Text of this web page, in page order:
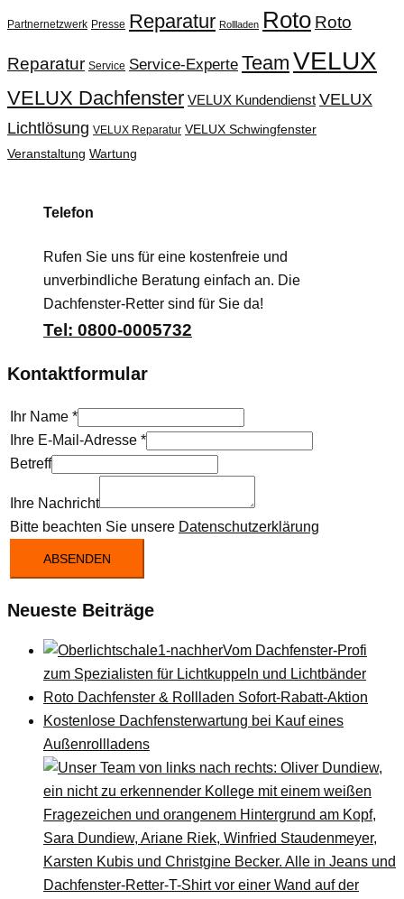
Partnernetzwerk Presse Reparatur Rollladen Roto Roto
Reparatur Service Service-Experte Team VELUX
VELUX Dachfenster VELUX Kundendienst VELUX
Lichtlösung VELUX Reparatur VELUX Schwingfenster
Veranstaltung Wartung
Telefon
Rufen Sie uns für eine kostenfreie und
unverbindliche Beratung einfach an. Die
Dachfenster-Retter sind für Sie da!
Tel: 0800-0005732
Kontaktformular
Ihr Name *
Ihre E-Mail-Adresse *
Betreff
Ihre Nachricht
Bitte beachten Sie unsere Datenschutzerklärung
ABSENDEN
Neueste Beiträge
Vom Dachfenster-Profi
zum Spezialisten für Lichtkuppeln und Lichtbänder
Roto Dachfenster & Rollladen Sofort-Rabatt-Aktion
Kostenlose Dachfensterwartung bei Kauf eines
Außenrollladens